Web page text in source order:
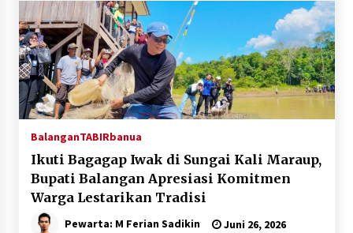
Agustus 4, 2026
Dana Transfer Pusat Berkurang, Pemkab
Balangan Pastikan Enam Prioritas
Pembangunan Tetap Berjalan
Agustus 4, 2026
BalanganTABIRbanua
Ikuti Bagagap Iwak di Sungai Kali Maraup,
Bupati Balangan Apresiasi Komitmen
Warga Lestarikan Tradisi
Pewarta: M Ferian Sadikin Juni 26, 2026